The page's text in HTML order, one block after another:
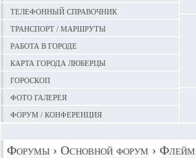
Телефонный справочник
Транспорт / маршруты
Работа в городе
Карта города Люберцы
Гороскоп
Фото галерея
Форум / конференция
Форумы › Основной форум › Флейм